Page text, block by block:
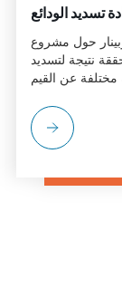
تسديد الودائع
حول مشروع
نتيجة لتسديد